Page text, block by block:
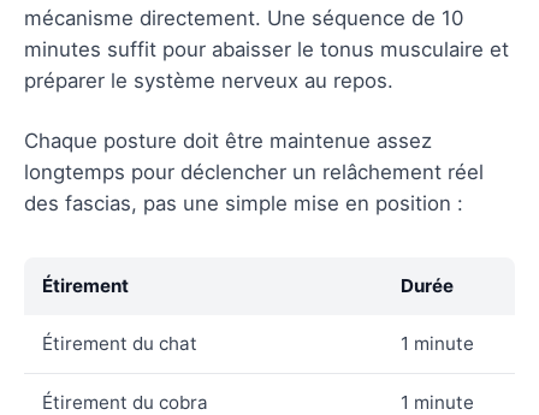
mécanisme directement. Une séquence de 10
minutes suffit pour abaisser le tonus musculaire et
préparer le système nerveux au repos.
Chaque posture doit être maintenue assez
longtemps pour déclencher un relâchement réel
des fascias, pas une simple mise en position :
Étirement Durée
Étirement du chat 1 minute
Étirement du cobra 1 minute